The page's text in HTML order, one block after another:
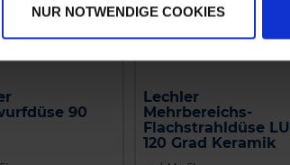
NUR NOTWENDIGE COOKIES
90
Lechler
Mehrbereichs-
Flachstrahldüse LU
120 Grad Keramik